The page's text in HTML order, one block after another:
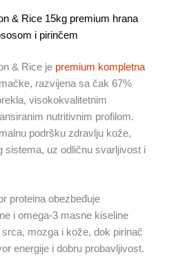
& Rice 15kg premium hrana
i pirinčem
& Rice je premium kompletna
razvijena sa čak 67%
visokokvalitetnim
nutritivnim profilom.
podršku zdravlju kože,
sistema, uz odličnu svarljivost i
proteina obezbeđuje
i omega-3 masne kiseline
mozga i kože, dok pirinač
energije i dobru probavljivost.